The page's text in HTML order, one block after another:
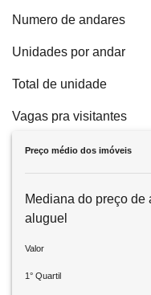
Numero de andares
Unidades por andar
Total de unidade
Vagas pra visitantes
Preço médio dos imóveis
Mediana do preço de
aluguel
Valor
1° Quartil